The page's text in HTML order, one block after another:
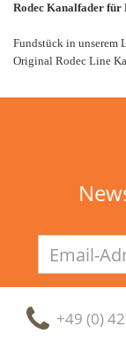
Rodec Kanalfader für
Fundstück in unserem
Original Rodec Line
Adresse
+49 (0)